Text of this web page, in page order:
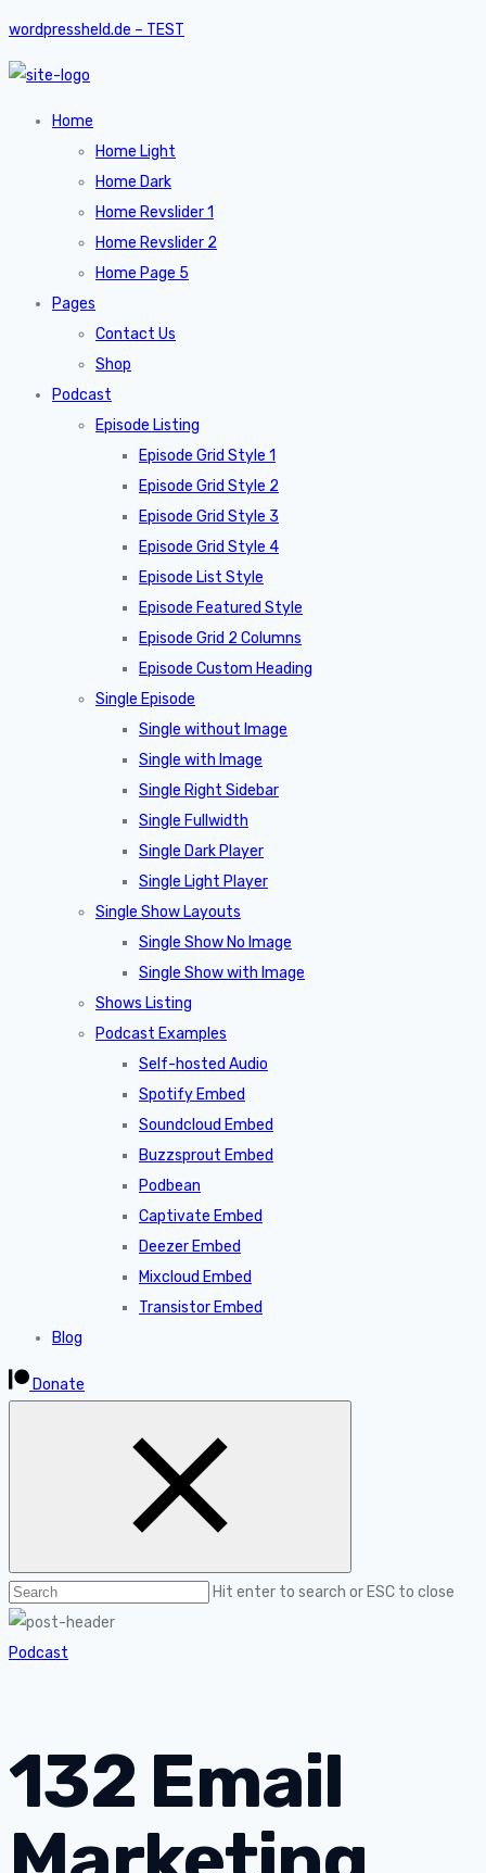
wordpressheld.de – TEST
Home
Home Light
Home Dark
Home Revslider 1
Home Revslider 2
Home Page 5
Pages
Contact Us
Shop
Podcast
Episode Listing
Episode Grid Style 1
Episode Grid Style 2
Episode Grid Style 3
Episode Grid Style 4
Episode List Style
Episode Featured Style
Episode Grid 2 Columns
Episode Custom Heading
Single Episode
Single without Image
Single with Image
Single Right Sidebar
Single Fullwidth
Single Dark Player
Single Light Player
Single Show Layouts
Single Show No Image
Single Show with Image
Shows Listing
Podcast Examples
Self-hosted Audio
Spotify Embed
Soundcloud Embed
Buzzsprout Embed
Podbean
Captivate Embed
Deezer Embed
Mixcloud Embed
Transistor Embed
Blog
Donate
Hit enter to search or ESC to close
Podcast
132 Email